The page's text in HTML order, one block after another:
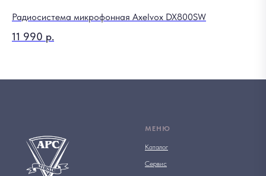
Радиосистема микрофонная Axelvox DX800SW
11 990 р.
МЕНЮ
Каталог
Сервис